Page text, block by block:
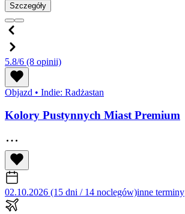
Szczegóły
5.8/6 (8 opinii)
Objazd • Indie: Radżastan
Kolory Pustynnych Miast Premium
02.10.2026 (15 dni / 14 noclegów)inne terminy